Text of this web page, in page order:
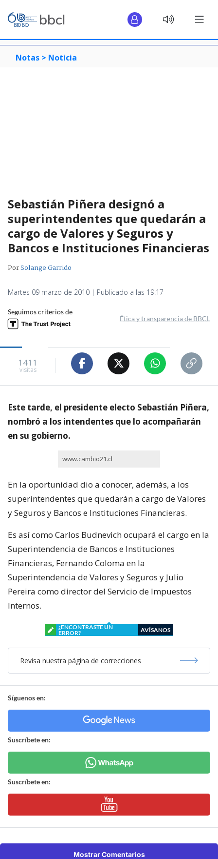
Notas > Noticia
Sebastián Piñera designó a
superintendentes que quedarán a
cargo de Valores y Seguros y
Bancos e Instituciones Financieras
PorSolange Garrido
Martes 09 marzo de 2010 | Publicado a las 19:17
Seguimos criterios de
Ética y transparencia de BBCL
1411
visitas
Este tarde, el presidente electo Sebastián Piñera,
nombró a los intendentes que lo acompañarán
en su gobierno.
www.cambio21.cl
En la oportunidad dio a conocer, además, a los
superintendentes que quedarán a cargo de Valores
y Seguros y Bancos e Instituciones Financieras.
Es así como Carlos Budnevich ocupará el cargo en la
Superintendencia de Bancos e Instituciones
Financieras, Fernando Coloma en la
Superintendencia de Valores y Seguros y Julio
Pereira como director del Servicio de Impuestos
Internos.
¿ENCONTRASTE UN
ERROR?
AVÍSANOS
Revisa nuestra página de correcciones
Síguenos en:
Suscríbete en:
Suscríbete en:
Mostrar Comentarios